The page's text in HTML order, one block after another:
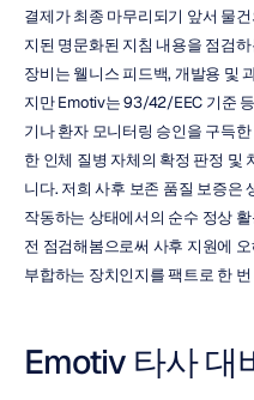
결제가 최종 마무리되기 앞서 물
지된 명문화된 지침 내용을 점검
장비는 웰니스 피드백, 개발용 및
지만 Emotiv는 93/42/EEC 기준
기나 환자 모니터링 승인을 구득
한 인체 질병 자체의 확정 판정 및
니다. 저희 사후 보존 품질 보증은
작동하는 상태에서의 순수 정상
전 점검해봄으로써 사후 지원에
부합하는 장치인지를 팩트로 한
Emotiv 타사 대